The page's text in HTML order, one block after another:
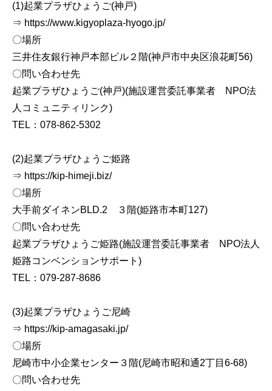
(1)起業プラザひょうご(神戸)
⇒ https://www.kigyoplaza-hyogo.jp/
〇場所
三井住友銀行神戸本部ビル２階(神戸市中央区浪花町56)
〇問い合わせ先
起業プラザひょうご(神戸)(施設運営委託事業者 NPO法
人コミュニティリンク)
TEL：078-862-5302
(2)起業プラザひょうご姫路
⇒ https://kip-himeji.biz/
〇場所
大手前ダイネンBLD.2 ３階(姫路市本町127)
〇問い合わせ先
起業プラザひょうご姫路(施設運営委託事業者 NPO法人
姫路コンベンションサポート)
TEL：079-287-8686
(3)起業プラザひょうご尼崎
⇒ https://kip-amagasaki.jp/
〇場所
尼崎市中小企業センター３階(尼崎市昭和通2丁目6-68)
〇問い合わせ先